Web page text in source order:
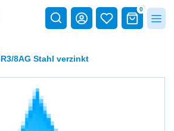
0
8AG Stahl verzinkt